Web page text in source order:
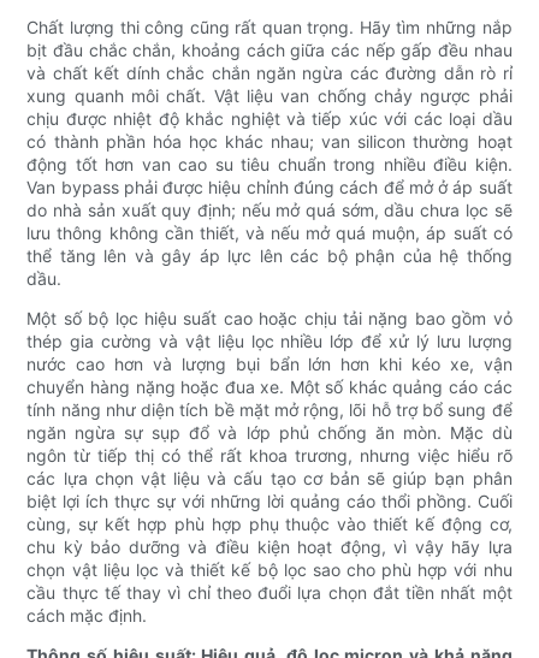
Chất lượng thi công cũng rất quan trọng. Hãy tìm những nắp
bịt đầu chắc chắn, khoảng cách giữa các nếp gấp đều nhau
và chất kết dính chắc chắn ngăn ngừa các đường dẫn rò rỉ
xung quanh môi chất. Vật liệu van chống chảy ngược phải
chịu được nhiệt độ khắc nghiệt và tiếp xúc với các loại dầu
có thành phần hóa học khác nhau; van silicon thường hoạt
động tốt hơn van cao su tiêu chuẩn trong nhiều điều kiện.
Van bypass phải được hiệu chỉnh đúng cách để mở ở áp suất
do nhà sản xuất quy định; nếu mở quá sớm, dầu chưa lọc sẽ
lưu thông không cần thiết, và nếu mở quá muộn, áp suất có
thể tăng lên và gây áp lực lên các bộ phận của hệ thống
dầu.
Một số bộ lọc hiệu suất cao hoặc chịu tải nặng bao gồm vỏ
thép gia cường và vật liệu lọc nhiều lớp để xử lý lưu lượng
nước cao hơn và lượng bụi bẩn lớn hơn khi kéo xe, vận
chuyển hàng nặng hoặc đua xe. Một số khác quảng cáo các
tính năng như diện tích bề mặt mở rộng, lõi hỗ trợ bổ sung để
ngăn ngừa sự sụp đổ và lớp phủ chống ăn mòn. Mặc dù
ngôn từ tiếp thị có thể rất khoa trương, nhưng việc hiểu rõ
các lựa chọn vật liệu và cấu tạo cơ bản sẽ giúp bạn phân
biệt lợi ích thực sự với những lời quảng cáo thổi phồng. Cuối
cùng, sự kết hợp phù hợp phụ thuộc vào thiết kế động cơ,
chu kỳ bảo dưỡng và điều kiện hoạt động, vì vậy hãy lựa
chọn vật liệu lọc và thiết kế bộ lọc sao cho phù hợp với nhu
cầu thực tế thay vì chỉ theo đuổi lựa chọn đắt tiền nhất một
cách mặc định.